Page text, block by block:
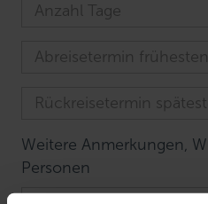
Weitere Anmerkungen,
Personen